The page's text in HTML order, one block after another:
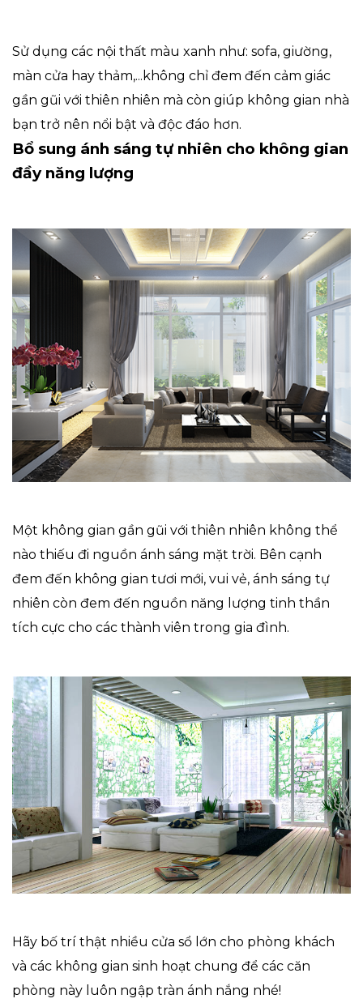
Sử dụng các nội thất màu xanh như: sofa, giường,
màn cửa hay thảm,...không chỉ đem đến cảm giác
gần gũi với thiên nhiên mà còn giúp không gian nhà
bạn trở nên nổi bật và độc đáo hơn.
Bổ sung ánh sáng tự nhiên cho không gian
đầy năng lượng
Một không gian gần gũi với thiên nhiên không thể
nào thiếu đi nguồn ánh sáng mặt trời. Bên cạnh
đem đến không gian tươi mới, vui vẻ, ánh sáng tự
nhiên còn đem đến nguồn năng lượng tinh thần
tích cực cho các thành viên trong gia đình.
Hãy bố trí thật nhiều cửa sổ lớn cho phòng khách
và các không gian sinh hoạt chung để các căn
phòng này luôn ngập tràn ánh nắng nhé!